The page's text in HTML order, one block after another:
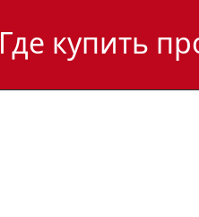
Где купить